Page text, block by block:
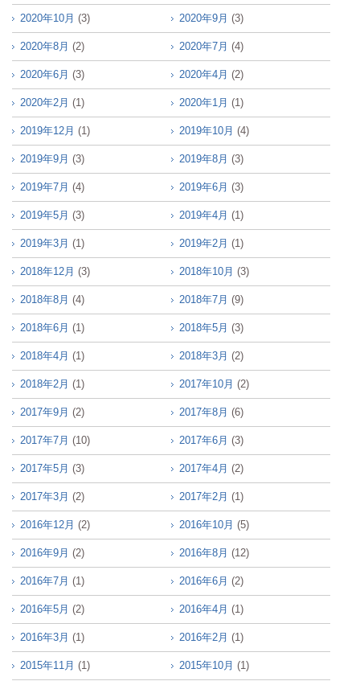
2020年10月 (3) 2020年9月 (3)
2020年8月 (2) 2020年7月 (4)
2020年6月 (3) 2020年4月 (2)
2020年2月 (1) 2020年1月 (1)
2019年12月 (1) 2019年10月 (4)
2019年9月 (3) 2019年8月 (3)
2019年7月 (4) 2019年6月 (3)
2019年5月 (3) 2019年4月 (1)
2019年3月 (1) 2019年2月 (1)
2018年12月 (3) 2018年10月 (3)
2018年8月 (4) 2018年7月 (9)
2018年6月 (1) 2018年5月 (3)
2018年4月 (1) 2018年3月 (2)
2018年2月 (1) 2017年10月 (2)
2017年9月 (2) 2017年8月 (6)
2017年7月 (10) 2017年6月 (3)
2017年5月 (3) 2017年4月 (2)
2017年3月 (2) 2017年2月 (1)
2016年12月 (2) 2016年10月 (5)
2016年9月 (2) 2016年8月 (12)
2016年7月 (1) 2016年6月 (2)
2016年5月 (2) 2016年4月 (1)
2016年3月 (1) 2016年2月 (1)
2015年11月 (1) 2015年10月 (1)